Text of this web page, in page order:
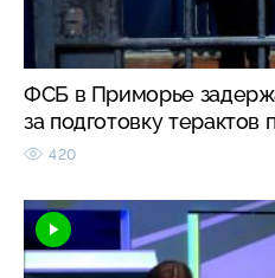
ФСБ в Приморье
за подготовку терактов
420